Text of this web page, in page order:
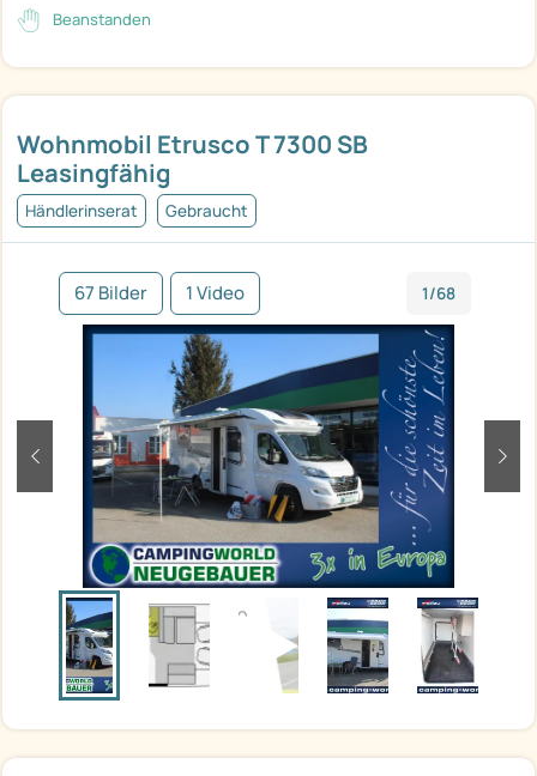
Wohnmobil Etrusco T 7300 SB
Leasingfähig
Händlerinserat Gebraucht
67 Bilder 1 Video 1/68
zurück
Beanstanden